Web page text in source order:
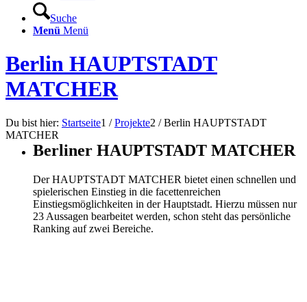
Suche
Menü Menü
Berlin HAUPTSTADT
MATCHER
Du bist hier: Startseite1 / Projekte2 / Berlin HAUPTSTADT
MATCHER
Berliner HAUPTSTADT MATCHER
Der HAUPTSTADT MATCHER bietet einen schnellen und
spielerischen Einstieg in die facettenreichen
Einstiegsmöglichkeiten in der Hauptstadt. Hierzu müssen nur
23 Aussagen bearbeitet werden, schon steht das persönliche
Ranking auf zwei Bereiche.